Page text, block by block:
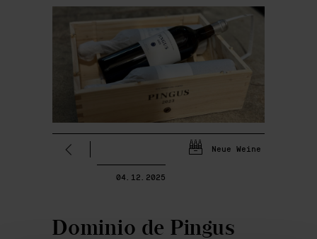
Neue Weine
04.12.2025
Dominio de Pingus